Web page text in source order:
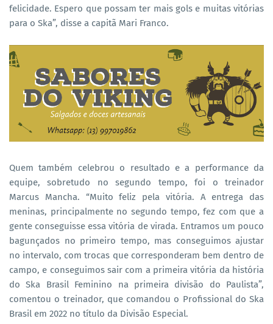
felicidade. Espero que possam ter mais gols e muitas vitórias
para o Ska”, disse a capitã Mari Franco.
Quem também celebrou o resultado e a performance da
equipe, sobretudo no segundo tempo, foi o treinador
Marcus Mancha. “Muito feliz pela vitória. A entrega das
meninas, principalmente no segundo tempo, fez com que a
gente conseguisse essa vitória de virada. Entramos um pouco
bagunçados no primeiro tempo, mas conseguimos ajustar
no intervalo, com trocas que corresponderam bem dentro de
campo, e conseguimos sair com a primeira vitória da história
do Ska Brasil Feminino na primeira divisão do Paulista”,
comentou o treinador, que comandou o Profissional do Ska
Brasil em 2022 no título da Divisão Especial.